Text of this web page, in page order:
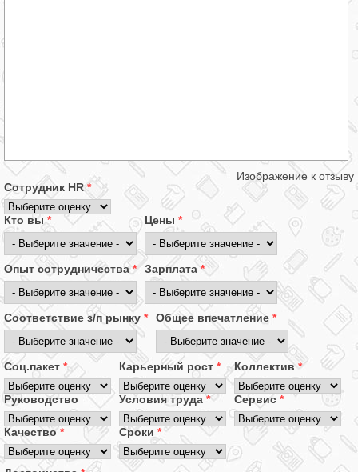
Изображение к отзыву
Сотрудник HR*
Кто вы* Цены *
Опыт сотрудничества* Зарплата*
Соответствие з/п рынку * Общее впечатление *
Соц.пакет * Карьерный рост * Коллектив*
Руководство Условия труда* Сервис *
Качество* Сроки *